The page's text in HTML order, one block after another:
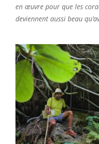
en œuvre pour que les
deviennent aussi beau